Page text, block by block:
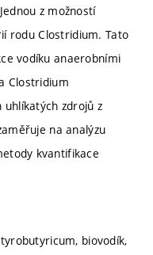
z možností
rodu Clostridium. Tato
vodíku anaerobními
Clostridium
zdrojů z
na analýzu
kvantifikace
biovodík,